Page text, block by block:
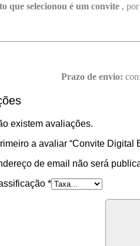
que selecionou é um convite ,
Prazo de envio:
existem avaliações.
a avaliar “Convite Digital
de email não será
*